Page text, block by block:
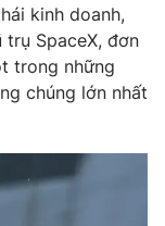
bằng AI
kinh doanh,
SpaceX, đơn
trong những
chúng lớn nhất